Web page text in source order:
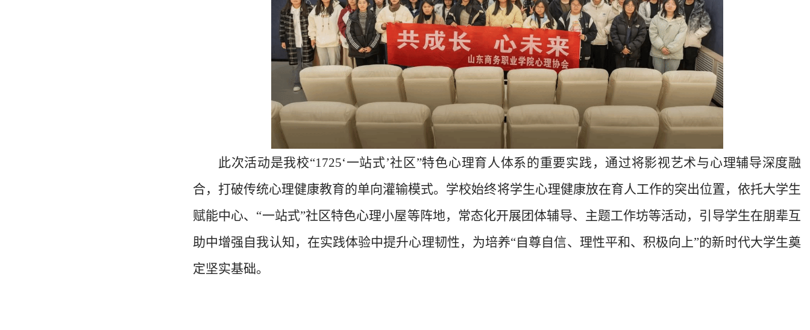
此次活动是我校“1725‘一站式’社区”特色心理育人体系的重要实践，通过将影视艺术与心理辅导深度融
合，打破传统心理健康教育的单向灌输模式。学校始终将学生心理健康放在育人工作的突出位置，依托大学生
赋能中心、“一站式”社区特色心理小屋等阵地，常态化开展团体辅导、主题工作坊等活动，引导学生在朋辈互
助中增强自我认知，在实践体验中提升心理韧性，为培养“自尊自信、理性平和、积极向上”的新时代大学生奠
定坚实基础。